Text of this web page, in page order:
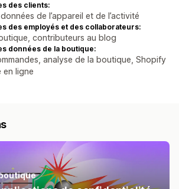
des clients:
de l’appareil et de l’activité
des employés et des collaborateurs:
contributeurs au blog
données de la boutique:
analyse de la boutique, Shopify
en ligne